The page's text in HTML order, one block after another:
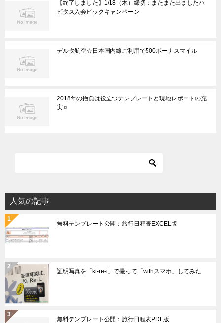
【終了しました】1/18（木）締切：またまた出ましたハ
ピタス入会ビックキャンペーン
デルタ航空☆日本国内線ご利用で500ボーナスマイル
2018年の抱負は役立つテンプレートと現地レポートの充
実♬
人気の記事
無料テンプレート公開：旅行日程表EXCEL版
証明写真を「ki-re-i」で撮って「withスマホ」してみた
無料テンプレート公開：旅行日程表PDF版